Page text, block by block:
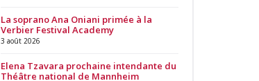
La soprano Ana Oniani primée à la
Verbier Festival Academy
3 août 2026
Elena Tzavara prochaine intendante du
Théâtre national de Mannheim